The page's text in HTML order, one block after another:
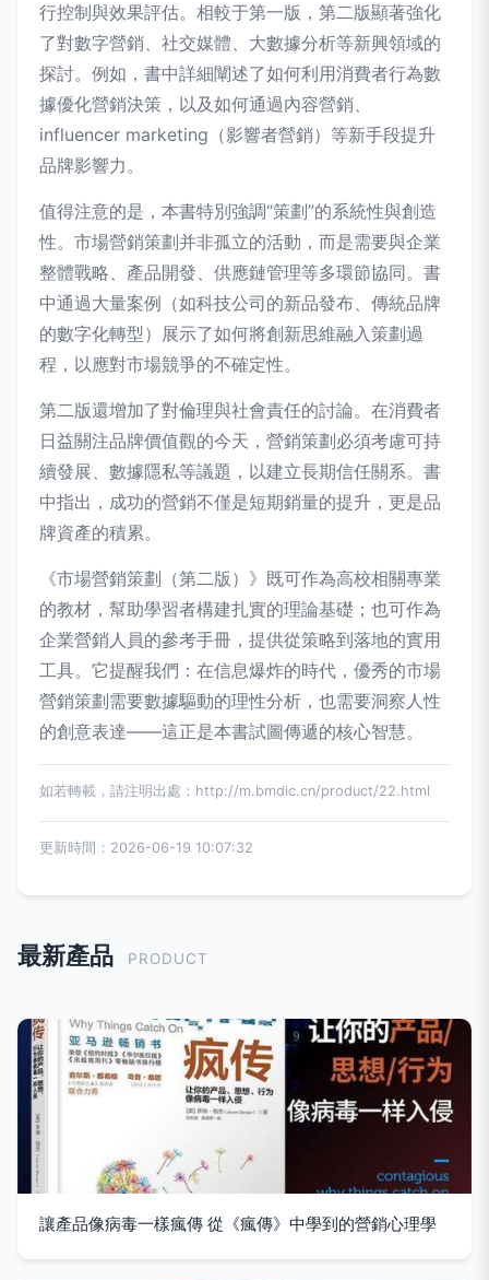
行控制與效果評估。相較于第一版，第二版顯著強化
了對數字營銷、社交媒體、大數據分析等新興領域的
探討。例如，書中詳細闡述了如何利用消費者行為數
據優化營銷決策，以及如何通過內容營銷、
influencer marketing（影響者營銷）等新手段提升
品牌影響力。
值得注意的是，本書特別強調“策劃”的系統性與創造
性。市場營銷策劃并非孤立的活動，而是需要與企業
整體戰略、產品開發、供應鏈管理等多環節協同。書
中通過大量案例（如科技公司的新品發布、傳統品牌
的數字化轉型）展示了如何將創新思維融入策劃過
程，以應對市場競爭的不確定性。
第二版還增加了對倫理與社會責任的討論。在消費者
日益關注品牌價值觀的今天，營銷策劃必須考慮可持
續發展、數據隱私等議題，以建立長期信任關系。書
中指出，成功的營銷不僅是短期銷量的提升，更是品
牌資產的積累。
《市場營銷策劃（第二版）》既可作為高校相關專業
的教材，幫助學習者構建扎實的理論基礎；也可作為
企業營銷人員的參考手冊，提供從策略到落地的實用
工具。它提醒我們：在信息爆炸的時代，優秀的市場
營銷策劃需要數據驅動的理性分析，也需要洞察人性
的創意表達——這正是本書試圖傳遞的核心智慧。
如若轉載，請注明出處：http://m.bmdic.cn/product/22.html
更新時間：2026-06-19 10:07:32
最新產品 PRODUCT
讓產品像病毒一樣瘋傳 從《瘋傳》中學到的營銷心理學